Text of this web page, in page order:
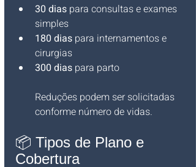
30 dias para consultas e exames
simples
180 dias para internamentos e
cirurgias
300 dias para parto
Reduções podem ser solicitadas
conforme número de vidas.
📦 Tipos de Plano e
Cobertura